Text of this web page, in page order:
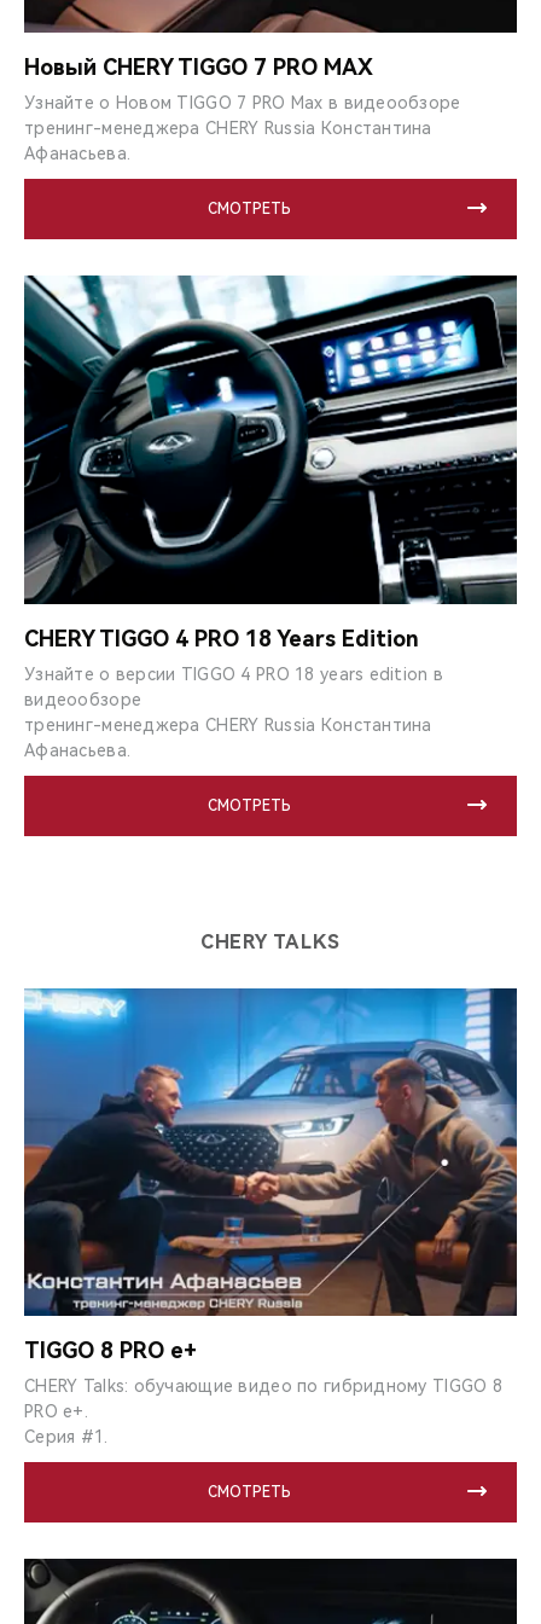
Новый CHERY TIGGO 7 PRO MAX
Узнайте о Новом TIGGO 7 PRO Max в видеообзоре
тренинг-менеджера CHERY Russia Константина
Афанасьева.
СМОТРЕТЬ
CHERY TIGGO 4 PRO 18 Years Edition
Узнайте о версии TIGGO 4 PRO 18 years edition в
видеообзоре
тренинг-менеджера CHERY Russia Константина
Афанасьева.
СМОТРЕТЬ
CHERY TALKS
TIGGO 8 PRO e+
CHERY Talks: обучающие видео по гибридному TIGGO 8
PRO e+.
Серия #1.
СМОТРЕТЬ